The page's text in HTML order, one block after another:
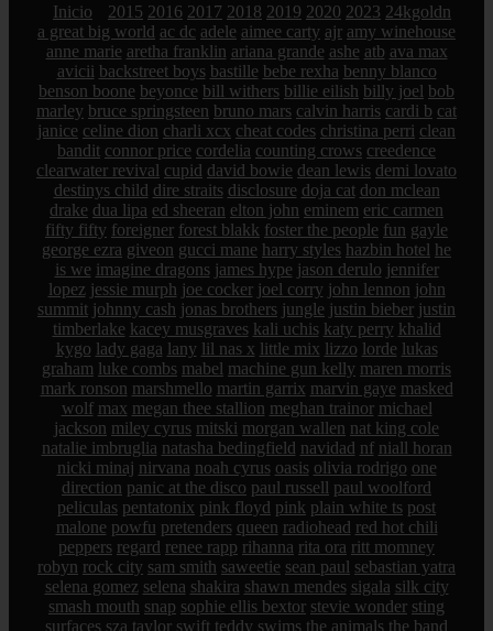
Inicio 2015 2016 2017 2018 2019 2020 2023 24kgoldn
a great big world ac dc adele aimee carty ajr amy winehouse
anne marie aretha franklin ariana grande ashe atb ava max
avicii backstreet boys bastille bebe rexha benny blanco
benson boone beyonce bill withers billie eilish billy joel bob
marley bruce springsteen bruno mars calvin harris cardi b cat
janice celine dion charli xcx cheat codes christina perri clean
bandit connor price cordelia counting crows creedence
clearwater revival cupid david bowie dean lewis demi lovato
destinys child dire straits disclosure doja cat don mclean
drake dua lipa ed sheeran elton john eminem eric carmen
fifty fifty foreigner forest blakk foster the people fun gayle
george ezra giveon gucci mane harry styles hazbin hotel he
is we imagine dragons james hype jason derulo jennifer
lopez jessie murph joe cocker joel corry john lennon john
summit johnny cash jonas brothers jungle justin bieber justin
timberlake kacey musgraves kali uchis katy perry khalid
kygo lady gaga lany lil nas x little mix lizzo lorde lukas
graham luke combs mabel machine gun kelly maren morris
mark ronson marshmello martin garrix marvin gaye masked
wolf max megan thee stallion meghan trainor michael
jackson miley cyrus mitski morgan wallen nat king cole
natalie imbruglia natasha bedingfield navidad nf niall horan
nicki minaj nirvana noah cyrus oasis olivia rodrigo one
direction panic at the disco paul russell paul woolford
peliculas pentatonix pink floyd pink plain white ts post
malone powfu pretenders queen radiohead red hot chili
peppers regard renee rapp rihanna rita ora ritt momney
robyn rock city sam smith saweetie sean paul sebastian yatra
selena gomez selena shakira shawn mendes sigala silk city
smash mouth snap sophie ellis bextor stevie wonder sting
surfaces sza taylor swift teddy swims the animals the band